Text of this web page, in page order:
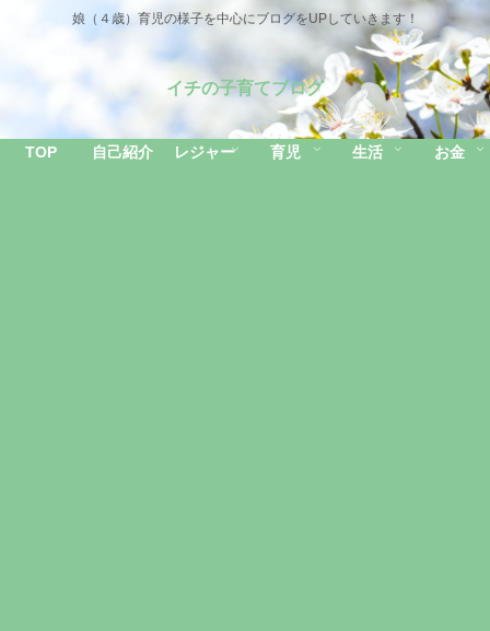
娘（４歳）育児の様子を中心にブログをUPしていきます！
イチの子育てブログ
TOP 自己紹介 レジャー 育児 生活 お金